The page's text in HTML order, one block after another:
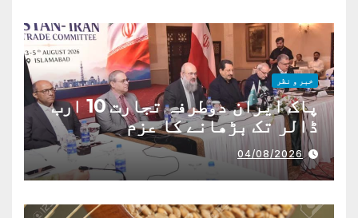
خبر و نظر
پاک ایران دوطرفہ تجارت 10 ارب
ڈالر تک بڑھانے کا عزم
04/08/2026